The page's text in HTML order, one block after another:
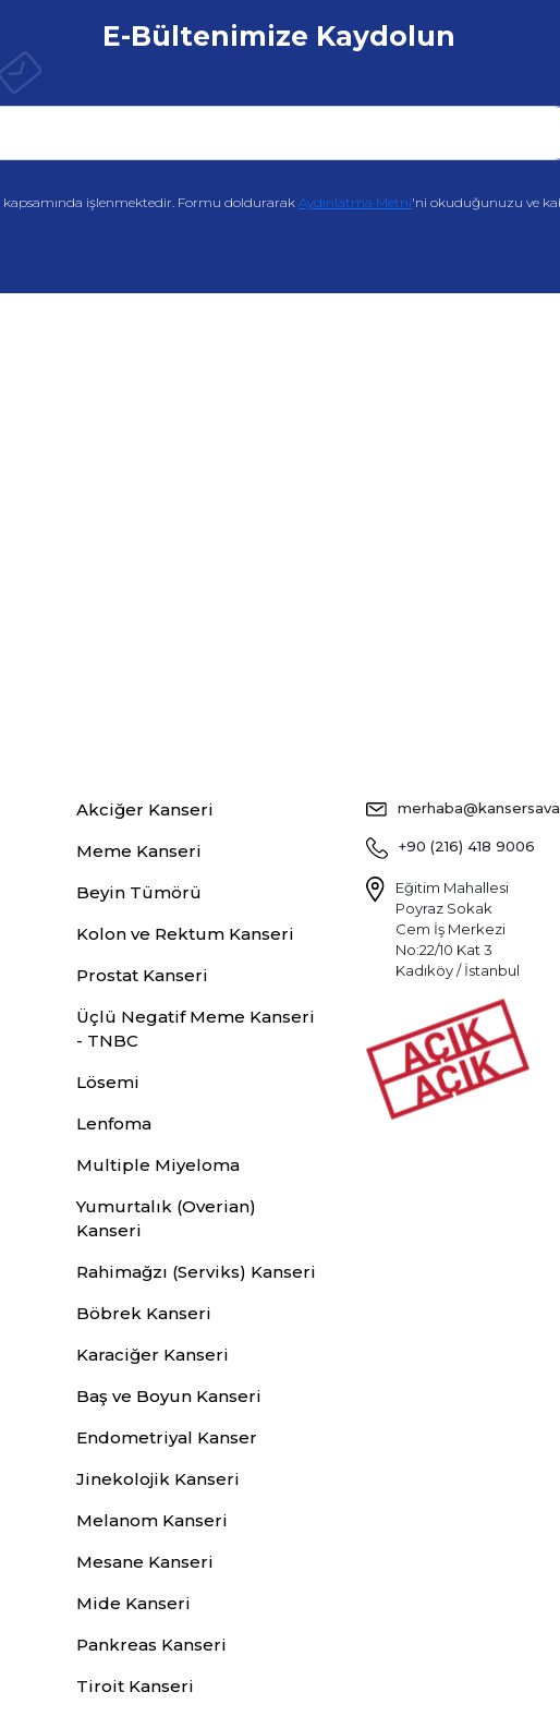
E-Bültenimize Kaydolun
kapsamında işlenmektedir. Formu doldurarak Aydınlatma Metni'ni okuduğunuzu ve
Akciğer Kanseri
Meme Kanseri
Beyin Tümörü
Kolon ve Rektum Kanseri
Prostat Kanseri
Üçlü Negatif Meme Kanseri
- TNBC
Lösemi
Lenfoma
Multiple Miyeloma
Yumurtalık (Overian)
Kanseri
Rahimağzı (Serviks) Kanseri
Böbrek Kanseri
Karaciğer Kanseri
Baş ve Boyun Kanseri
Endometriyal Kanser
Jinekolojik Kanseri
Melanom Kanseri
Mesane Kanseri
Mide Kanseri
Pankreas Kanseri
Tiroit Kanseri
+90 (216) 418 9006
Eğitim Mahallesi
Poyraz Sokak
Cem İş Merkezi
No:22/10 Kat 3
Kadıköy / İstanbul